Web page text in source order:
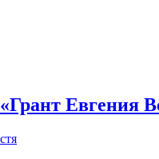
Евгения